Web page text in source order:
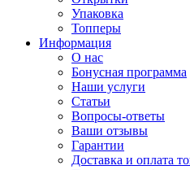
Упаковка
Топперы
Информация
О нас
Бонусная программа
Наши услуги
Статьи
Вопросы-ответы
Ваши отзывы
Гарантии
Доставка и оплата